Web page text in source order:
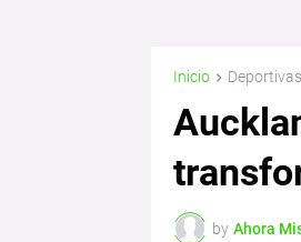
Inicio Deportivas
by Ahora